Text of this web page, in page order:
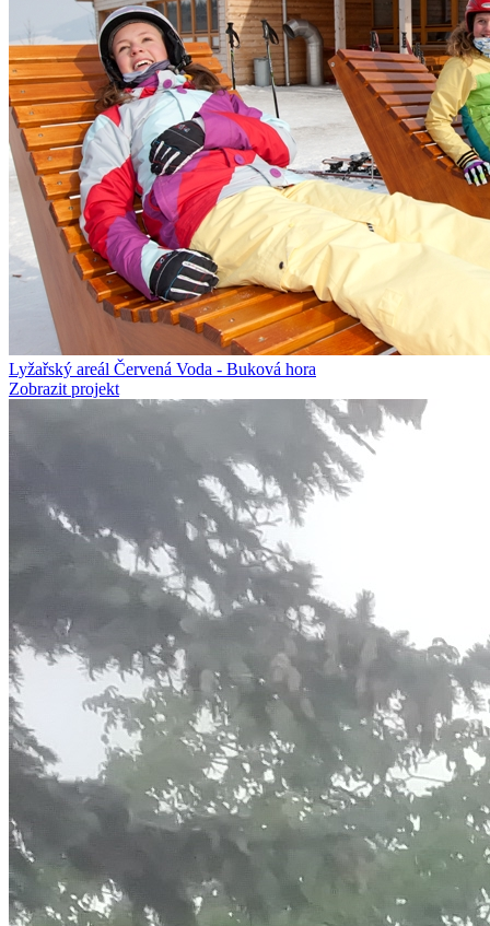
Lyžařský areál Červená Voda - Buková hora
Zobrazit projekt